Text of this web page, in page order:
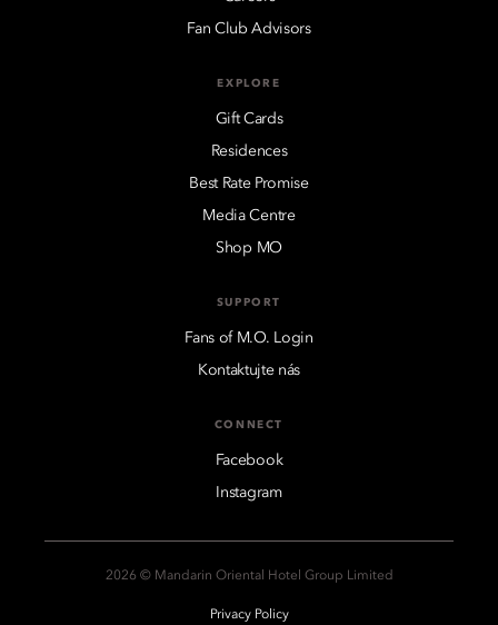
Fan Club Advisors
EXPLORE
Gift Cards
Residences
Best Rate Promise
Media Centre
Shop MO
SUPPORT
Fans of M.O. Login
Kontaktujte nás
CONNECT
Facebook
Instagram
2026 © Mandarin Oriental Hotel Group Limited
Privacy Policy